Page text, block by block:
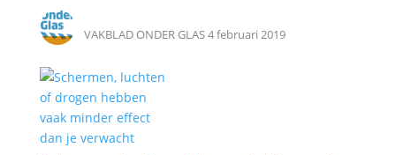
VAKBLAD ONDER GLAS4 februari 2019